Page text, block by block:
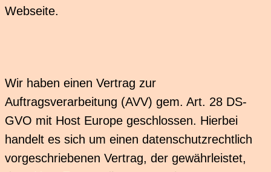
Webseite.
Wir haben einen Vertrag zur
Auftragsverarbeitung (AVV) gem. Art. 28 DS-
GVO mit Host Europe geschlossen. Hierbei
handelt es sich um einen datenschutzrechtlich
vorgeschriebenen Vertrag, der gewährleistet,